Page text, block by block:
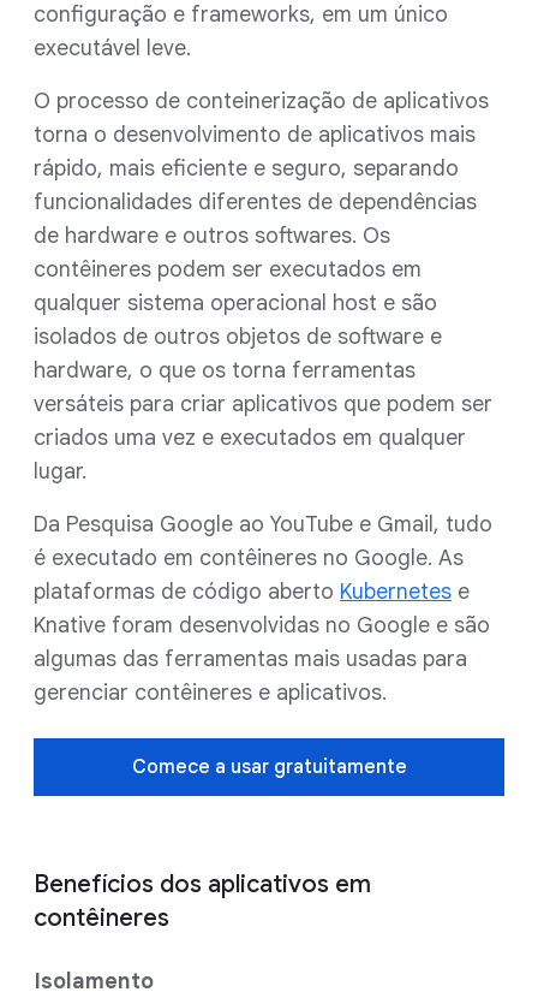
configuração e frameworks, em um único
executável leve.
O processo de conteinerização de aplicativos
torna o desenvolvimento de aplicativos mais
rápido, mais eficiente e seguro, separando
funcionalidades diferentes de dependências
de hardware e outros softwares. Os
contêineres podem ser executados em
qualquer sistema operacional host e são
isolados de outros objetos de software e
hardware, o que os torna ferramentas
versáteis para criar aplicativos que podem ser
criados uma vez e executados em qualquer
lugar.
Da Pesquisa Google ao YouTube e Gmail, tudo
é executado em contêineres no Google. As
plataformas de código aberto Kubernetes e
Knative foram desenvolvidas no Google e são
algumas das ferramentas mais usadas para
gerenciar contêineres e aplicativos.
Comece a usar gratuitamente
Benefícios dos aplicativos em
contêineres
Isolamento